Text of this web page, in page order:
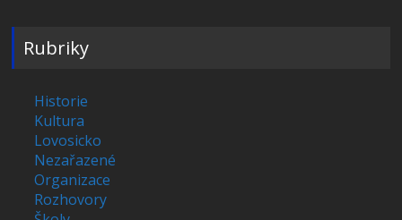
Rubriky
Historie
Kultura
Lovosicko
Nezařazené
Organizace
Rozhovory